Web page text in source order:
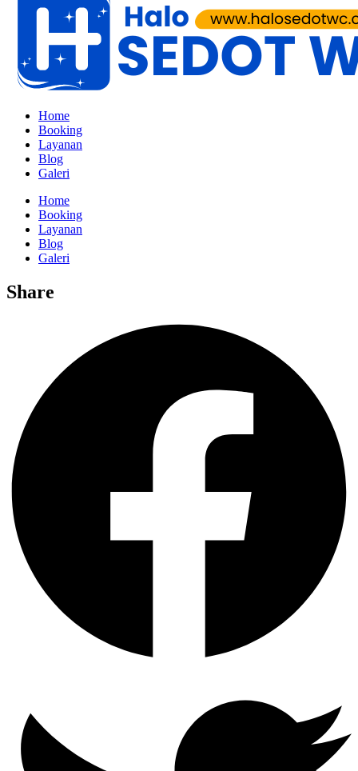
Home
Booking
Layanan
Blog
Galeri
Home
Booking
Layanan
Blog
Galeri
Share